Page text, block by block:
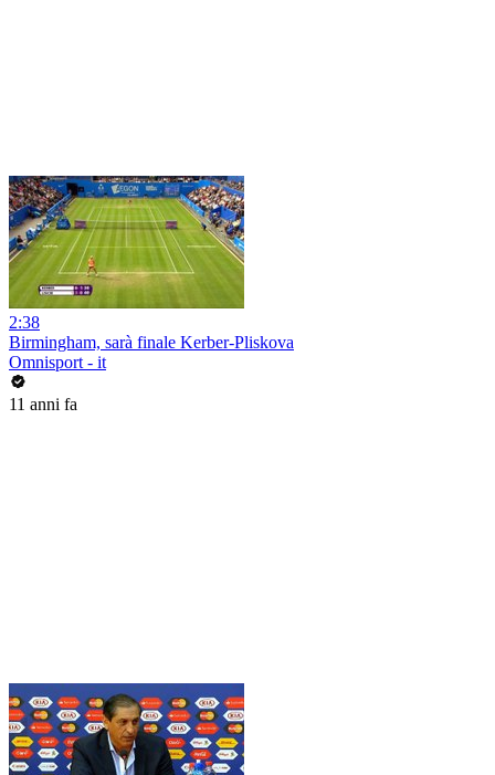
2:38
Birmingham, sarà finale Kerber-Pliskova
Omnisport - it
11 anni fa